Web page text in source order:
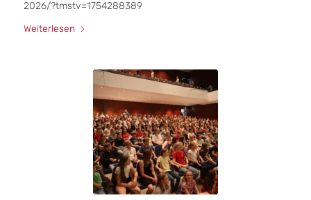
2026/?tmstv=1754288389
Weiterlesen